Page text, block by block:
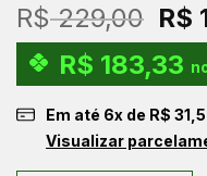
Avaliado
como5.00
de 5, com
baseado em
3
avaliações
R$229,00 O
era:
R$
R$
R$ 183,33
Em até 6x de R$
Visualizar